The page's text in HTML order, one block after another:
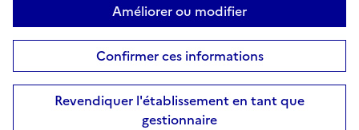
Améliorer ou modifier
Confirmer ces informations
Revendiquer l'établissement en tant que
gestionnaire